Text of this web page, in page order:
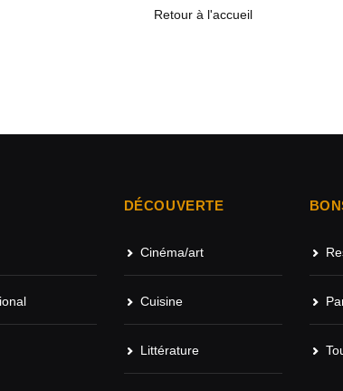
Retour à l'accueil
DÉCOUVERTE
Cinéma/art
Cuisine
Littérature